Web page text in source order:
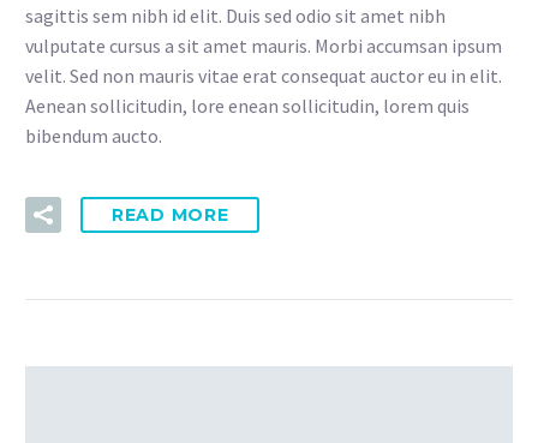
sagittis sem nibh id elit. Duis sed odio sit amet nibh
vulputate cursus a sit amet mauris. Morbi accumsan ipsum
velit. Sed non mauris vitae erat consequat auctor eu in elit.
Aenean sollicitudin, lore enean sollicitudin, lorem quis
bibendum aucto.
READ MORE